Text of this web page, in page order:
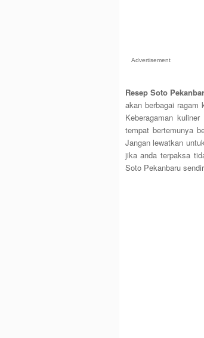
Advertisement
Resep Soto
akan berbagai ragam
Keberagaman
tempat bertemunya
Jangan lewatkan
jika anda terpaksa
Soto Pekanbaru